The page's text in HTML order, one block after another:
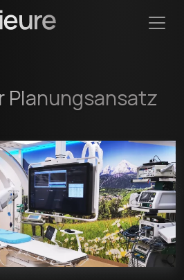
Planungsansatz